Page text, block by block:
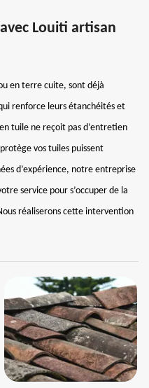
Louiti artisan
en terre cuite, sont déjà
renforce leurs étanchéités et
tuile ne reçoit pas d’entretien
vos tuiles puissent
d’expérience, notre entreprise
service pour s’occuper de la
réaliserons cette intervention